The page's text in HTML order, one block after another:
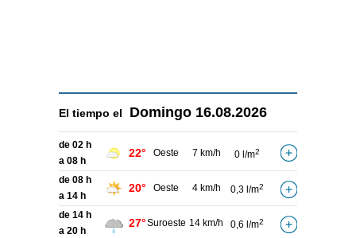
El tiempo el Domingo 16.08.2026
de 02 h
a 08 h
22° Oeste 7 km/h 0 l/m2
de 08 h
a 14 h
20° Oeste 4 km/h 0,3 l/m2
de 14 h
a 20 h
27°Suroeste 14 km/h 0,6 l/m2